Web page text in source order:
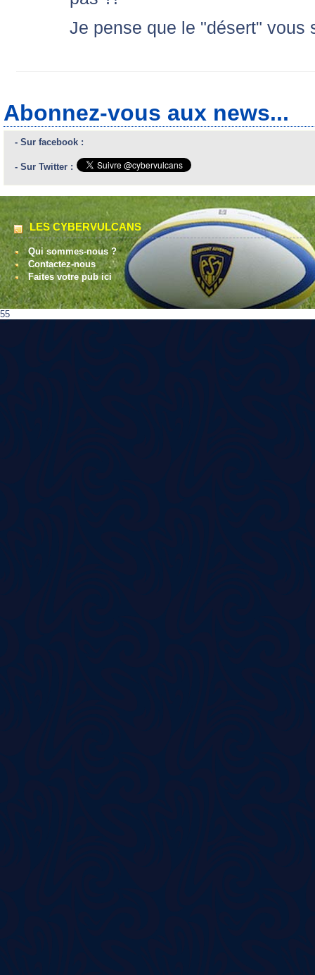
Je pense que le "désert" vous
Abonnez-vous aux news...
- Sur facebook :
- Sur Twitter :
LES CYBERVULCANS
Qui sommes-nous ?
Contactez-nous
Faites votre pub ici
55